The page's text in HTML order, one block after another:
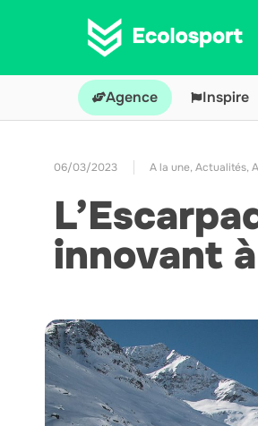
Agence Inspire
06/03/2023 A la une,Actualités,
innovant